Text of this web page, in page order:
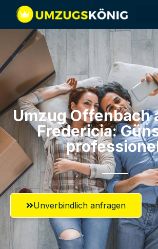
Umzug Offenbach
Fredericia:
Unverbindlich anfragen